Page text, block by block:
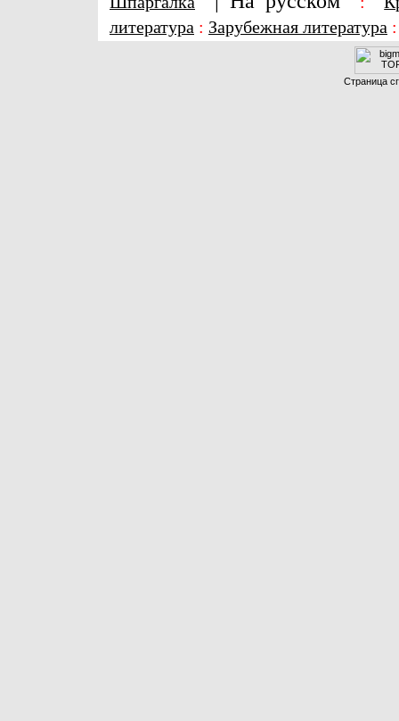
литература : Зарубежная литература
Страница